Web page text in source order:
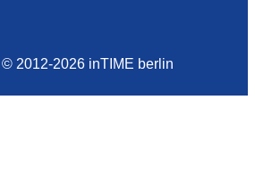
2012-2026 inTIME berlin